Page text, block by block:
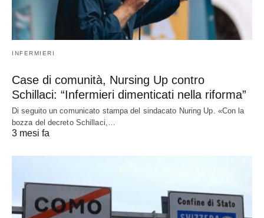
INFERMIERI
Case di comunità, Nursing Up contro
Schillaci: “Infermieri dimenticati nella riforma”
Di seguito un comunicato stampa del sindacato Nuring Up. «Con la
bozza del decreto Schillaci,…
3 mesi fa